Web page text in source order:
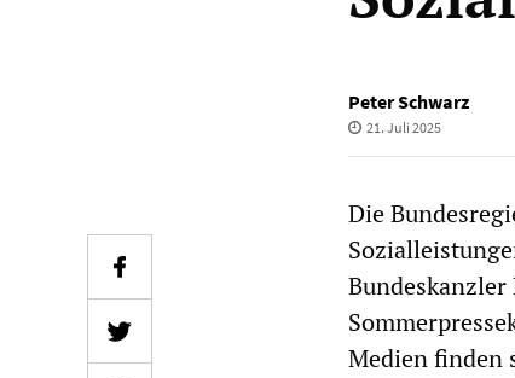
Peter Schwarz
21. Juli 2025
Die
Medien finden